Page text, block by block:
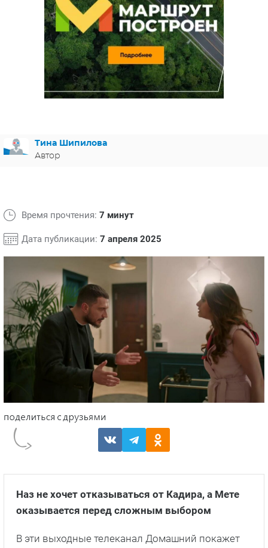
МЕЛОДРАМЫ
ИСПАНИЯ
ФРАНЦИЯ
ГЕРМАНИЯ
СВЕТСКИЕ НОВОСТИ
СПОЙЛЕРЫ ИЗ СЕРИАЛОВ
Тина Шипилова
Автор
Время прочтения: 7 минут
Дата публикации: 7 апреля 2025
Наз не хочет отказываться от Кадира, а Мете
оказывается перед сложным выбором
В эти выходные телеканал Домашний покажет